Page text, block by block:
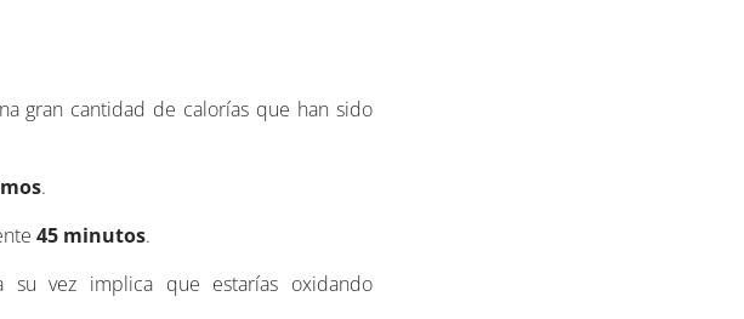
gran cantidad de calorías que han sido
.
45 minutos.
vez implica que estarías oxidando